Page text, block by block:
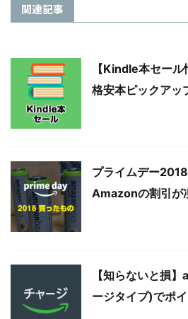
関連記事
【Kindle本セー
格安本ピックアッ
プライムデー
Amazonの割引が
【知らないと損
ージタイプ)でポ